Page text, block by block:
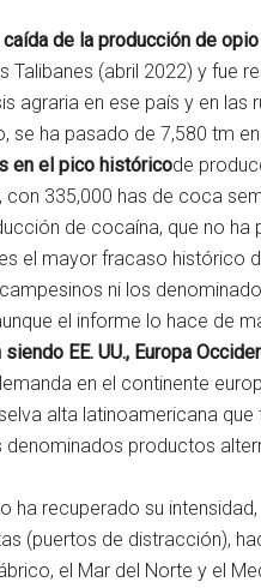
de la producción de
Talibanes (abril 2022) y fue
agraria en ese país y en las
se ha pasado de 7,580 tm
en el pico históricode
con 335,000 has de coca
de cocaína, que no ha
el mayor fracaso histórico
ni los
el informe lo hace de
EE. UU., Europa
en el continente
alta latinoamericana que
denominados productos
ha recuperado su
(puertos de distracción),
el Mar del Norte y el